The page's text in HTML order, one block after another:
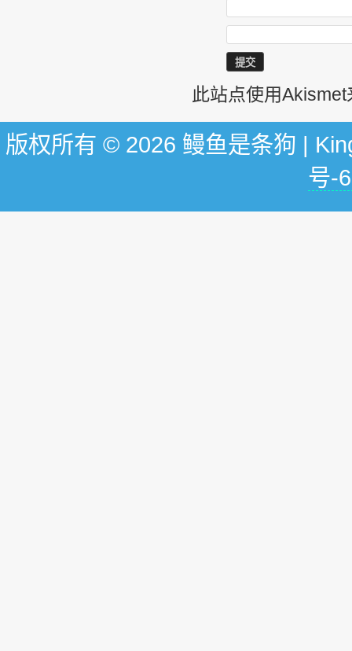
此站点使用
版权所有 © 2026 鳗鱼是条狗 |
号-